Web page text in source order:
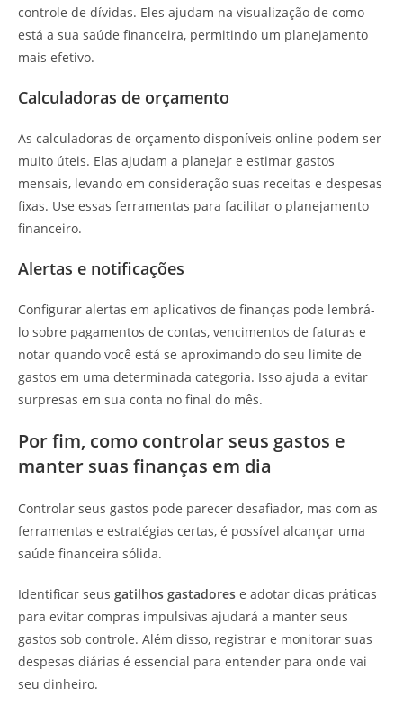
controle de dívidas. Eles ajudam na visualização de como
está a sua saúde financeira, permitindo um planejamento
mais efetivo.
Calculadoras de orçamento
As calculadoras de orçamento disponíveis online podem ser
muito úteis. Elas ajudam a planejar e estimar gastos
mensais, levando em consideração suas receitas e despesas
fixas. Use essas ferramentas para facilitar o planejamento
financeiro.
Alertas e notificações
Configurar alertas em aplicativos de finanças pode lembrá-
lo sobre pagamentos de contas, vencimentos de faturas e
notar quando você está se aproximando do seu limite de
gastos em uma determinada categoria. Isso ajuda a evitar
surpresas em sua conta no final do mês.
Por fim, como controlar seus gastos e
manter suas finanças em dia
Controlar seus gastos pode parecer desafiador, mas com as
ferramentas e estratégias certas, é possível alcançar uma
saúde financeira sólida.
Identificar seus gatilhos gastadores e adotar dicas práticas
para evitar compras impulsivas ajudará a manter seus
gastos sob controle. Além disso, registrar e monitorar suas
despesas diárias é essencial para entender para onde vai
seu dinheiro.